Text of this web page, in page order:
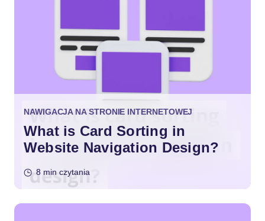
NAWIGACJA NA STRONIE INTERNETOWEJ
What is Card Sorting in
Website Navigation Design?
8 min czytania